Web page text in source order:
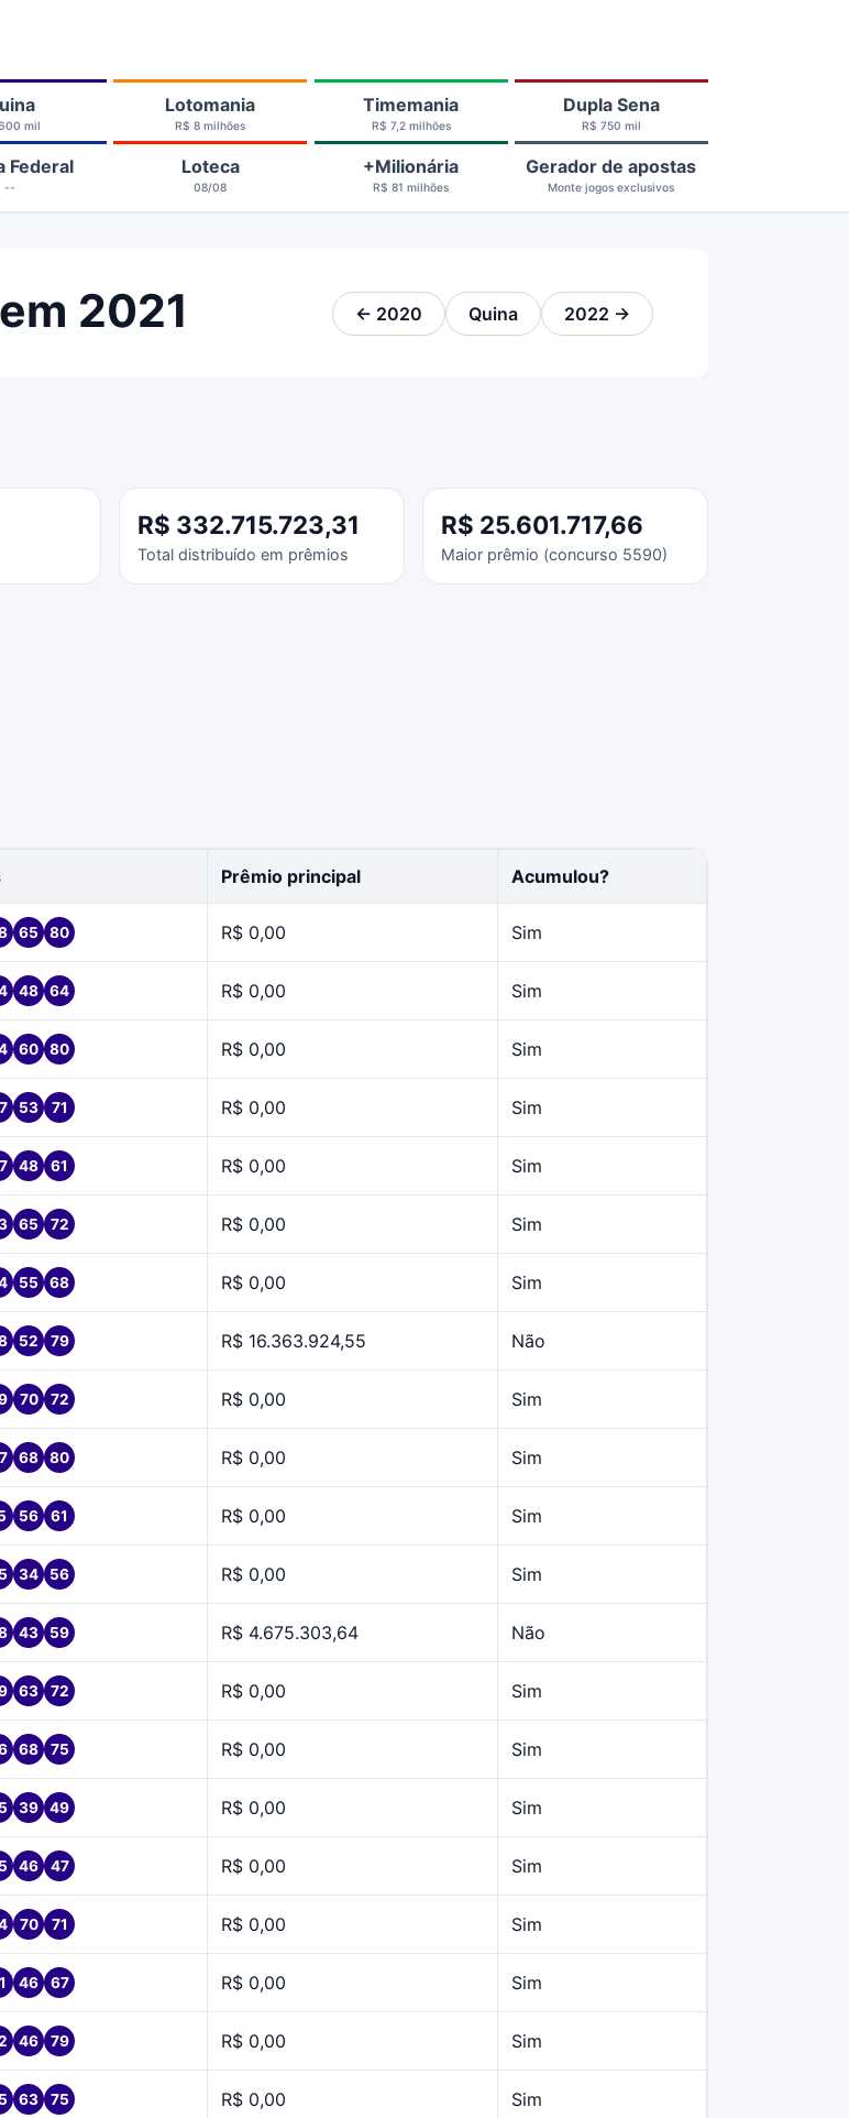
mil
Lotomania
R$ 8 milhões
Timemania
R$ 7,2 milhões
Dupla Sena
R$ 750 mil
Federal
--
Loteca
08/08
+Milionária
R$ 81 milhões
Gerador de apostas
Monte jogos exclusivos
2021 ← 2020 Quina 2022 →
R$ 332.715.723,31
Total distribuído em prêmios
R$ 25.601.717,66
Maior prêmio (concurso 5590)
Prêmio principal Acumulou?
65 80 R$ 0,00 Sim
48 64 R$ 0,00 Sim
60 80 R$ 0,00 Sim
53 71 R$ 0,00 Sim
48 61 R$ 0,00 Sim
65 72 R$ 0,00 Sim
55 68 R$ 0,00 Sim
52 79 R$ 16.363.924,55 Não
70 72 R$ 0,00 Sim
68 80 R$ 0,00 Sim
56 61 R$ 0,00 Sim
34 56 R$ 0,00 Sim
43 59 R$ 4.675.303,64 Não
63 72 R$ 0,00 Sim
68 75 R$ 0,00 Sim
39 49 R$ 0,00 Sim
46 47 R$ 0,00 Sim
70 71 R$ 0,00 Sim
46 67 R$ 0,00 Sim
46 79 R$ 0,00 Sim
63 75 R$ 0,00 Sim